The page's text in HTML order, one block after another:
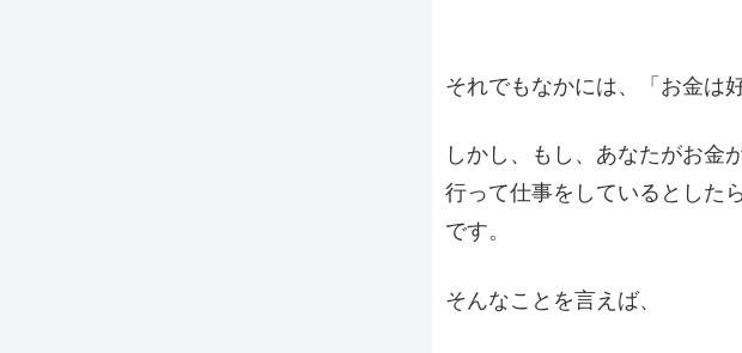
それでもなかには、「お金は
しかし、もし、あなたがお金
行って仕事をしているとした
です。
そんなことを言えば、